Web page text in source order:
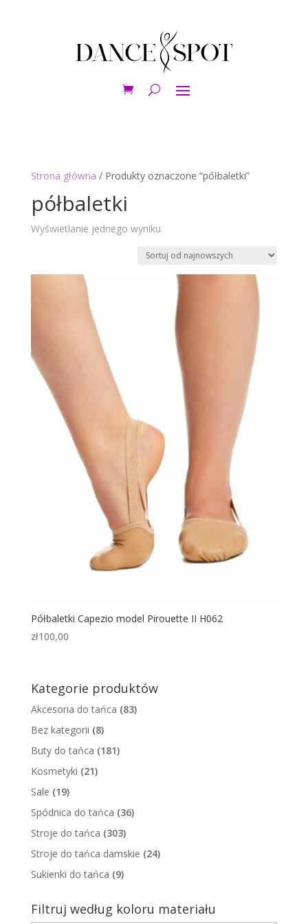
Strona główna / Produkty oznaczone “półbaletki”
półbaletki
Wyświetlanie jednego wyniku
Półbaletki Capezio model Pirouette II H062
zł100,00
Kategorie produktów
Akcesoria do tańca (83)
Bez kategorii (8)
Buty do tańca (181)
Kosmetyki (21)
Sale (19)
Spódnica do tańca (36)
Stroje do tańca (303)
Stroje do tańca damskie (24)
Sukienki do tańca (9)
Filtruj według koloru materiału